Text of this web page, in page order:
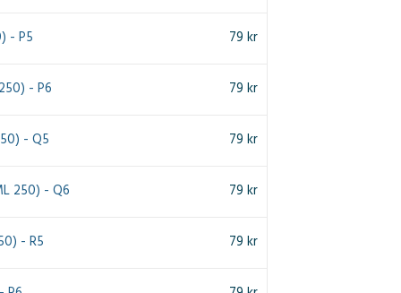
- P5 79 kr
- P6 79 kr
- Q5 79 kr
250) - Q6 79 kr
- R5 79 kr